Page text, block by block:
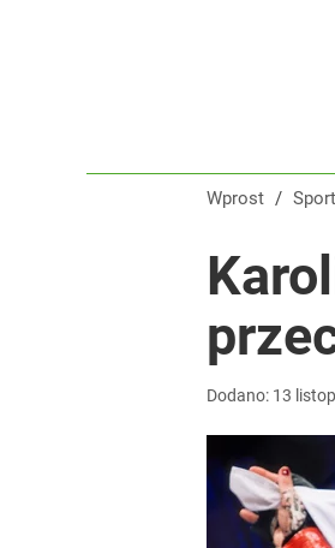
Wprost / Sport
Dodano: 13